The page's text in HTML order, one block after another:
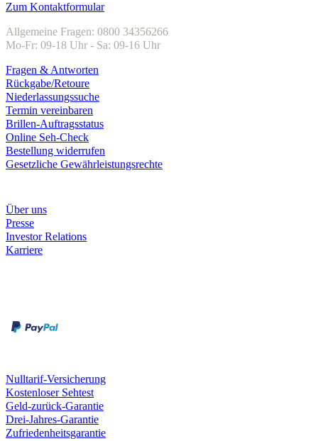
Zum Kontaktformular
Allgemeine Fragen: 0800 34356266
Mo-Fr: 09-18 Uhr - Sa: 09-16 Uhr
Fragen & Antworten
Rückgabe/Retoure
Niederlassungssuche
Termin vereinbaren
Brillen-Auftragsstatus
Online Seh-Check
Bestellung widerrufen
Gesetzliche Gewährleistungsrechte
Über uns
Presse
Investor Relations
Karriere
Nulltarif-Versicherung
Kostenloser Sehtest
Geld-zurück-Garantie
Drei-Jahres-Garantie
Zufriedenheitsgarantie